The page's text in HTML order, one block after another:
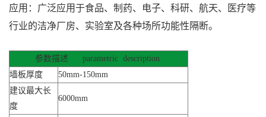
应用：广泛应用于食品、制药、电子、科研、航天、医疗等
行业的洁净厂房、实验室及各种场所功能性隔断。
参数描述 parametric description
墙板厚度
50mm-150mm
建议最大长
度
6000mm